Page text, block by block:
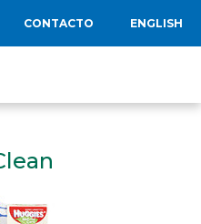
CONTACTO ENGLISH